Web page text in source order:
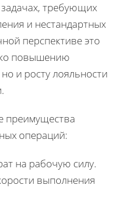
требующих
и нестандартных
перспективе это
повышению
и росту лояльности
преимущества
операций:
на рабочую силу.
выполнения